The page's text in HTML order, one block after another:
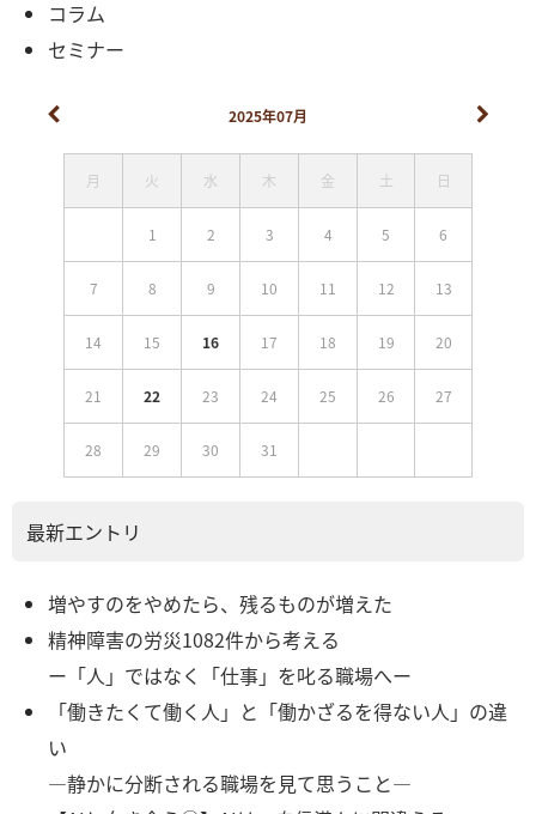
コラム
セミナー
2025年07月
月 火 水 木 金 土 日
1 2 3 4 5 6
7 8 9 10 11 12 13
14 15 16 17 18 19 20
21 22 23 24 25 26 27
28 29 30 31
最新エントリ
増やすのをやめたら、残るものが増えた
精神障害の労災1082件から考える
ー「人」ではなく「仕事」を叱る職場へー
「働きたくて働く人」と「働かざるを得ない人」の違
い
―静かに分断される職場を見て思うこと―